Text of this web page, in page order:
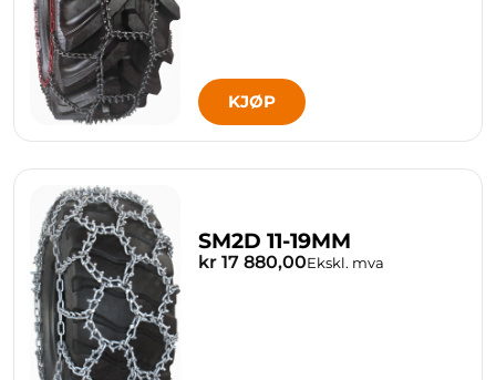
KJØP
SM2D 11-19MM
kr 17 880,00Ekskl. mva